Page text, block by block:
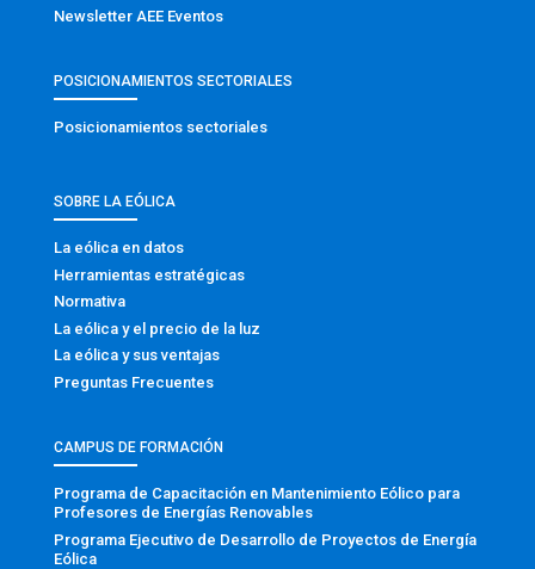
Newsletter AEE Eventos
POSICIONAMIENTOS SECTORIALES
Posicionamientos sectoriales
SOBRE LA EÓLICA
La eólica en datos
Herramientas estratégicas
Normativa
La eólica y el precio de la luz
La eólica y sus ventajas
Preguntas Frecuentes
CAMPUS DE FORMACIÓN
Programa de Capacitación en Mantenimiento Eólico para
Profesores de Energías Renovables
Programa Ejecutivo de Desarrollo de Proyectos de Energía
Eólica